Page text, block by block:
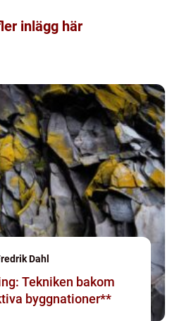
inlägg här
Dahl
Tekniken bakom
byggnationer**